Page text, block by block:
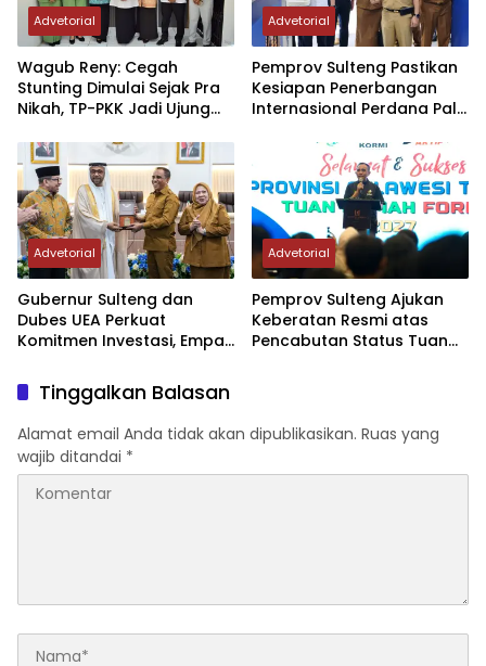
Advetorial
Wagub Reny: Cegah
Stunting Dimulai Sejak Pra
Nikah, TP-PKK Jadi Ujung
Advetorial
Pemprov Sulteng Pastikan
Kesiapan Penerbangan
Internasional Perdana Palu
Advetorial
Gubernur Sulteng dan
Dubes UEA Perkuat
Komitmen Investasi, Empat
Advetorial
Pemprov Sulteng Ajukan
Keberatan Resmi atas
Pencabutan Status Tuan
Tinggalkan Balasan
Alamat email Anda tidak akan dipublikasikan. Ruas yang
wajib ditandai *